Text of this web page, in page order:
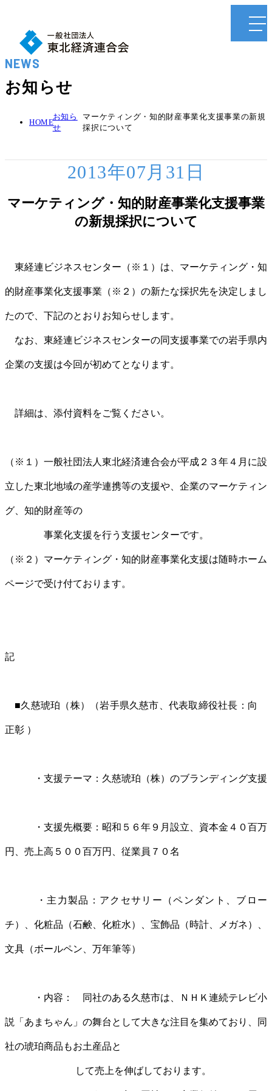
NEWS
お知らせ
HOME
お知ら
せ
マーケティング・知的財産事業化支援事業の新規
採択について
2013年07月31日
マーケティング・知的財産事業化支援事業
の新規採択について
東経連ビジネスセンター（※１）は、マーケティング・知
的財産事業化支援事業（※２）の新たな採択先を決定しまし
たので、下記のとおりお知らせします。
なお、東経連ビジネスセンターの同支援事業での岩手県内
企業の支援は今回が初めてとなります。
詳細は、添付資料をご覧ください。
（※１）一般社団法人東北経済連合会が平成２３年４月に設
立した東北地域の産学連携等の支援や、企業のマーケティン
グ、知的財産等の
事業化支援を行う支援センターです。
（※２）マーケティング・知的財産事業化支援は随時ホーム
ページで受け付ております。
記
■久慈琥珀（株）（岩手県久慈市、代表取締役社長：向
正彰 ）
・支援テーマ：久慈琥珀（株）のブランディング支援
・支援先概要：昭和５６年９月設立、資本金４０百万
円、売上高５００百万円、従業員７０名
・主力製品：アクセサリー（ペンダント、ブロー
チ）、化粧品（石鹸、化粧水）、宝飾品（時計、メガネ）、
文具（ボールペン、万年筆等）
・内容： 同社のある久慈市は、ＮＨＫ連続テレビ小
説「あまちゃん」の舞台として大きな注目を集めており、同
社の琥珀商品もお土産品と
して売上を伸ばしております。